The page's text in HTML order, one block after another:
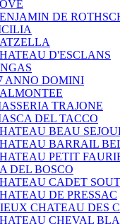
DE
D'ESCLANS
ANNO DOMINI
TRAJONE
DEL TACCO
BEAU
BARRAIL
PETIT
DEL BOSCO
CADET
DE PRESSAC
CHATEAU DES
CHEVAL